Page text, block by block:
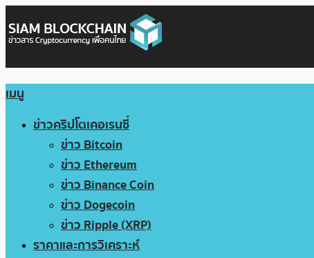
เมนู
ข่าวคริปโตเคอเรนซี่
ข่าว Bitcoin
ข่าว Ethereum
ข่าว Binance Coin
ข่าว Dogecoin
ข่าว Ripple (XRP)
ราคาและการวิเคราะห์